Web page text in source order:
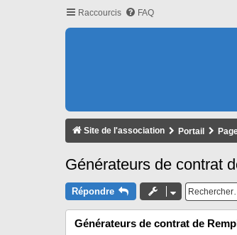
Raccourcis FAQ
Site de l'association Portail
Générateurs de contrat
Répondre
Générateurs de contrat de